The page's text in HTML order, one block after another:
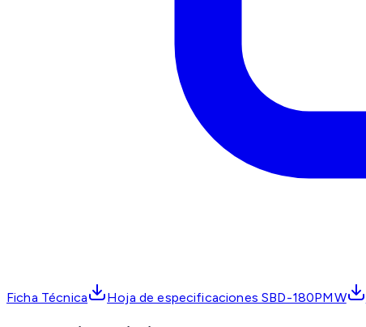
Ficha Técnica Hoja de especificaciones SBD-180PMW